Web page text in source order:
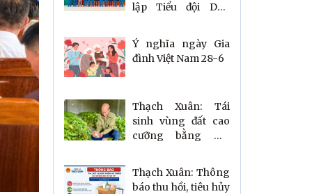
lập Tiểu đội Dân
xã Thạch Xuân
Ý nghĩa ngày Gia
đình Việt Nam 28-6
Thạch Xuân: Tái
sinh vùng đất cao
cưỡng bằng mô
tằm
Thạch Xuân: Thông
báo thu hồi, tiêu hủy